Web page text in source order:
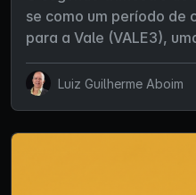
se como um período
para a Vale (VALE3),
Luiz Guilherme Aboim